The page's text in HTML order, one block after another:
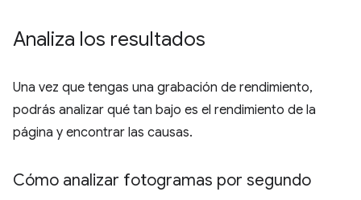
Analiza los resultados
Una vez que tengas una grabación de rendimiento,
podrás analizar qué tan bajo es el rendimiento de la
página y encontrar las causas.
Cómo analizar fotogramas por segundo